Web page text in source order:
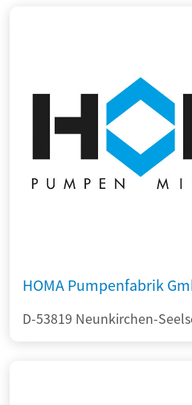
HOMA Pumpenfabrik
D-53819 Neunkirchen-